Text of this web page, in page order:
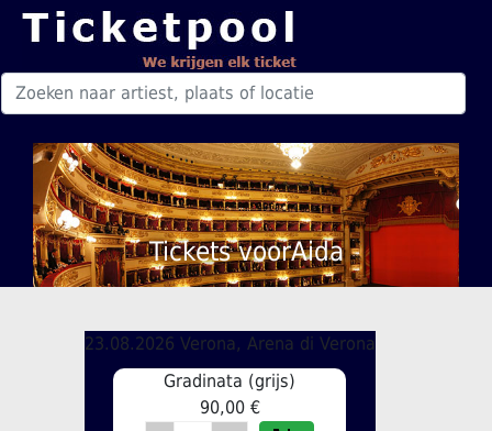
Tickets voorAida
23.08.2026 Verona, Arena di Verona
Gradinata (grijs)
90,00 €